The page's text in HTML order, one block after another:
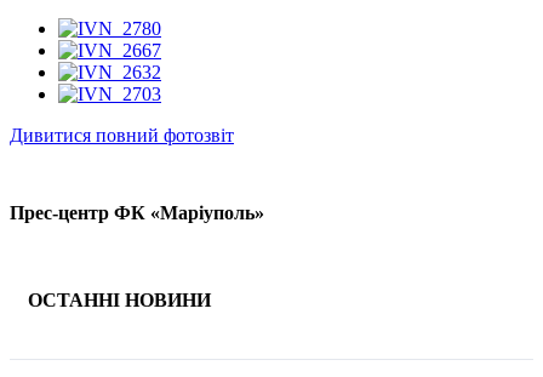
Дивитися повний фотозвіт
Прес-центр ФК «Маріуполь»
ОСТАННІ НОВИНИ